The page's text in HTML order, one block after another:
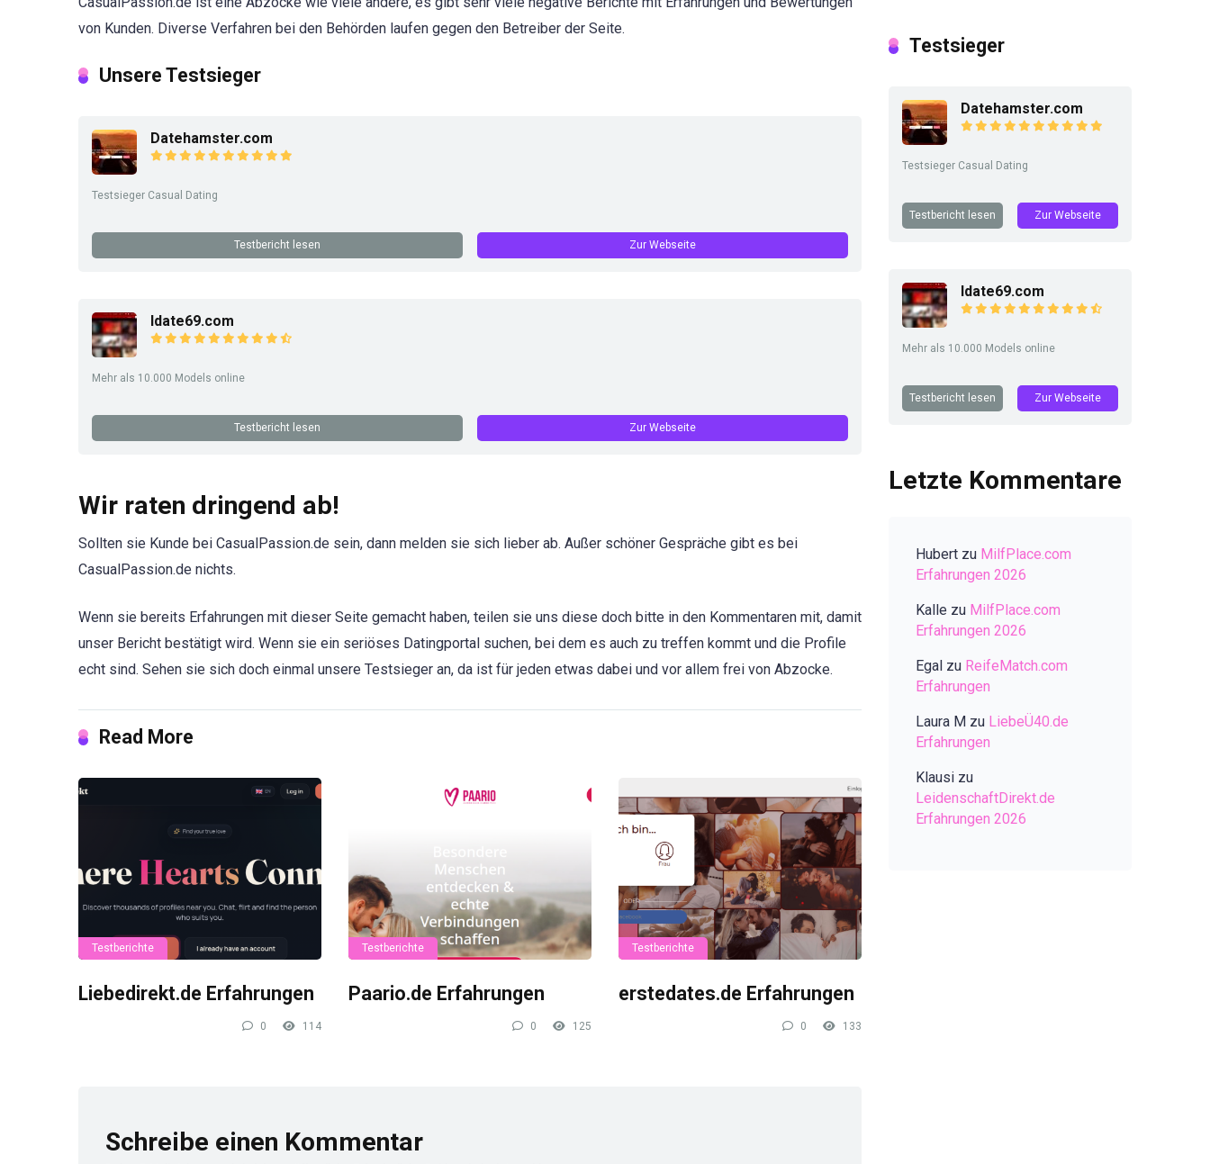
von Kunden. Diverse Verfahren bei den Behörden laufen gegen den Betreiber der Seite.
Unsere Testsieger
Datehamster.com
Testsieger Casual Dating
Testbericht lesen Zur Webseite
Idate69.com
Mehr als 10.000 Models online
Testbericht lesen Zur Webseite
Wir raten dringend ab!
Sollten sie Kunde bei CasualPassion.de sein, dann melden sie sich lieber ab. Außer schöner Gespräche gibt es bei
CasualPassion.de nichts.
Wenn sie bereits Erfahrungen mit dieser Seite gemacht haben, teilen sie uns diese doch bitte in den Kommentaren mit, damit
unser Bericht bestätigt wird. Wenn sie ein seriöses Datingportal suchen, bei dem es auch zu treffen kommt und die Profile
echt sind. Sehen sie sich doch einmal unsere Testsieger an, da ist für jeden etwas dabei und vor allem frei von Abzocke.
Read More
Testberichte
Liebedirekt.de Erfahrungen
0 114
Testberichte
Paario.de Erfahrungen
0 125
Testberichte
erstedates.de Erfahrungen
0 133
Schreibe einen Kommentar
Testsieger
Datehamster.com
Testsieger Casual Dating
Testbericht lesen Zur Webseite
Idate69.com
Mehr als 10.000 Models online
Testbericht lesen Zur Webseite
Letzte Kommentare
Hubert zu MilfPlace.com
Erfahrungen 2026
Kalle zu MilfPlace.com
Erfahrungen 2026
Egal zu ReifeMatch.com
Erfahrungen
Laura M zu LiebeÜ40.de
Erfahrungen
Klausi zu
LeidenschaftDirekt.de
Erfahrungen 2026